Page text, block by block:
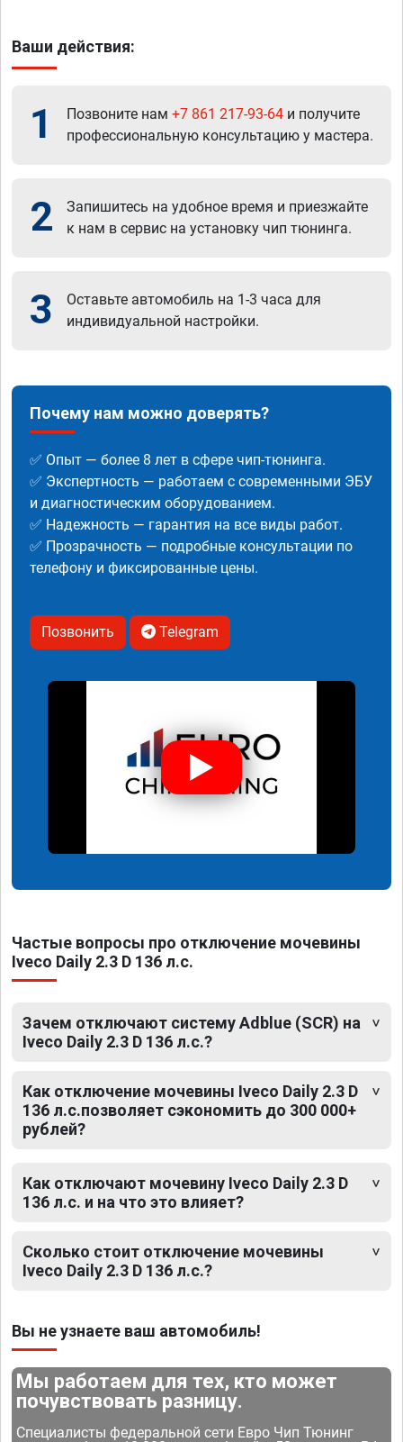
Ваши действия:
1 Позвоните нам +7 861 217-93-64 и получите
профессиональную консультацию у мастера.
2
Запишитесь на удобное время и приезжайте
к нам в сервис на установку чип тюнинга.
3
Оставьте автомобиль на 1-3 часа для
индивидуальной настройки.
Почему нам можно доверять?
✅ Опыт — более 8 лет в сфере чип-тюнинга.
✅ Экспертность — работаем с современными ЭБУ
и диагностическим оборудованием.
✅ Надежность — гарантия на все виды работ.
✅ Прозрачность — подробные консультации по
телефону и фиксированные цены.
Позвонить Telegram
Частые вопросы про отключение мочевины
Iveco Daily 2.3 D 136 л.с.
Зачем отключают систему Adblue (SCR) на
Iveco Daily 2.3 D 136 л.с.?
Как отключение мочевины Iveco Daily 2.3 D
136 л.с.позволяет сэкономить до 300 000+
рублей?
Как отключают мочевину Iveco Daily 2.3 D
136 л.с. и на что это влияет?
Сколько стоит отключение мочевины
Iveco Daily 2.3 D 136 л.с.?
Вы не узнаете ваш автомобиль!
Мы работаем для тех, кто может
почувствовать разницу.
Специалисты федеральной сети Евро Чип Тюнинг